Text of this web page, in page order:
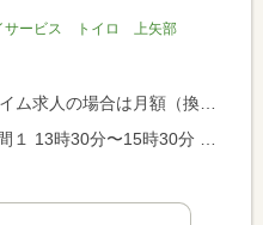
サービス トイロ 上矢部
）、パート求人の場合は時間額を表示しています。